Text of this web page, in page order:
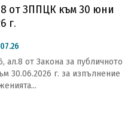
от ЗППЦК към 30 юни
г.
07.26
ал.8 от Закона за публичното
30.06.2026 г. за изпълнение